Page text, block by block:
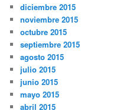
diciembre 2015
noviembre 2015
octubre 2015
septiembre 2015
agosto 2015
julio 2015
junio 2015
mayo 2015
abril 2015